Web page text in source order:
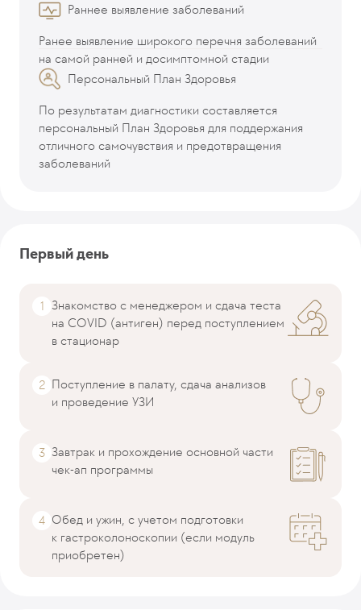
Раннее выявление заболеваний
Ранее выявление широкого перечня заболеваний
на самой ранней и досимптомной стадии
Персональный План Здоровья
По результатам диагностики составляется
персональный План Здоровья для поддержания
отличного самочувствия и предотвращения
заболеваний
Первый день
Знакомство с менеджером и сдача теста
на COVID (антиген) перед поступлением
в стационар
Поступление в палату, сдача анализов
и проведение УЗИ
Завтрак и прохождение основной части
чек-ап программы
Обед и ужин, с учетом подготовки
к гастроколоноскопии (если модуль
приобретен)